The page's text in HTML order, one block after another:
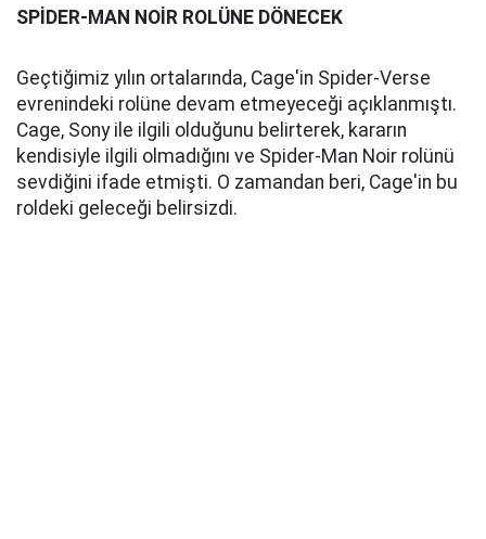
SPİDER-MAN NOİR ROLÜNE DÖNECEK
Geçtiğimiz yılın ortalarında, Cage'in Spider-Verse
evrenindeki rolüne devam etmeyeceği açıklanmıştı.
Cage, Sony ile ilgili olduğunu belirterek, kararın
kendisiyle ilgili olmadığını ve Spider-Man Noir rolünü
sevdiğini ifade etmişti. O zamandan beri, Cage'in bu
roldeki geleceği belirsizdi.